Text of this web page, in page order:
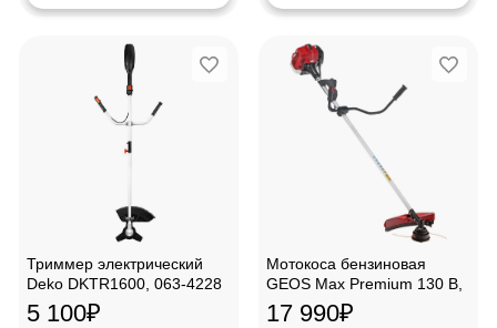
Триммер электрический
Deko DKTR1600, 063-4228
5 100₽
Мотокоса бензиновая
GEOS Max Premium 130 B,
227613
17 990₽